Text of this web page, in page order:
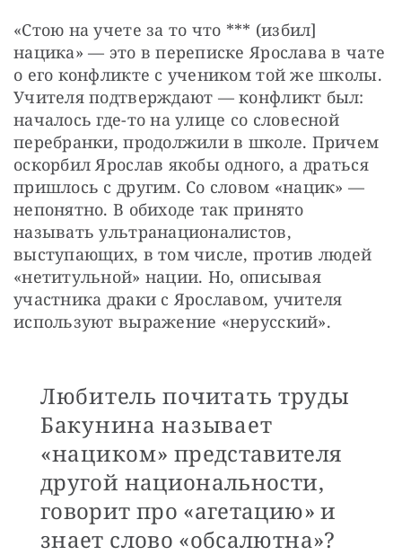
«Стою на учете за то что *** (избил]
нацика» — это в переписке Ярослава в чате
о его конфликте с учеником той же школы.
Учителя подтверждают — конфликт был:
началось где-то на улице со словесной
перебранки, продолжили в школе. Причем
оскорбил Ярослав якобы одного, а драться
пришлось с другим. Со словом «нацик» —
непонятно. В обиходе так принято
называть ультранационалистов,
выступающих, в том числе, против людей
«нетитульной» нации. Но, описывая
участника драки с Ярославом, учителя
используют выражение «нерусский».
Любитель почитать труды
Бакунина называет
«нациком» представителя
другой национальности,
говорит про «агетацию» и
знает слово «обсалютна»?